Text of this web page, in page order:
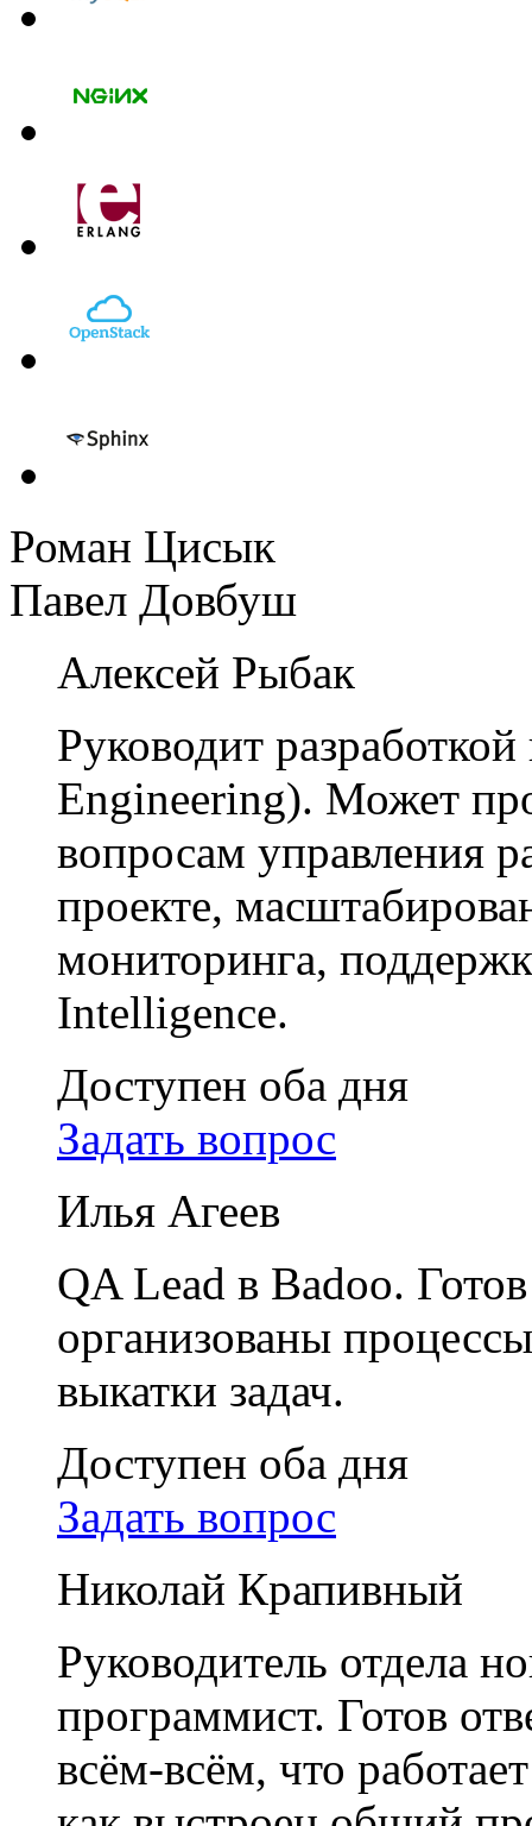
Роман Цисык
Павел Довбуш
Алексей Рыбак
Руководит
Engineering). Может
вопросам управления
проекте,
мониторинга,
Intelligence.
Доступен оба дня
Задать вопрос
Илья Агеев
QA Lead в Badoo.
организованы
выкатки задач.
Доступен оба дня
Задать вопрос
Николай Крапивный
Руководитель отдела
программист. Готов
всём-всём, что